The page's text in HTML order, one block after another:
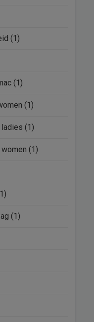
(1)
(1)
(1)
(1)
(1)
(1)